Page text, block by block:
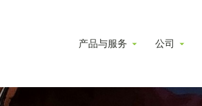
产品与服务 公司